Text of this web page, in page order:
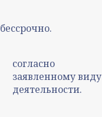
бессрочно.
согласно
заявленному виду
деятельности.